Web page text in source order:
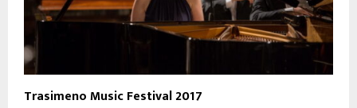
Trasimeno Music Festival 2017